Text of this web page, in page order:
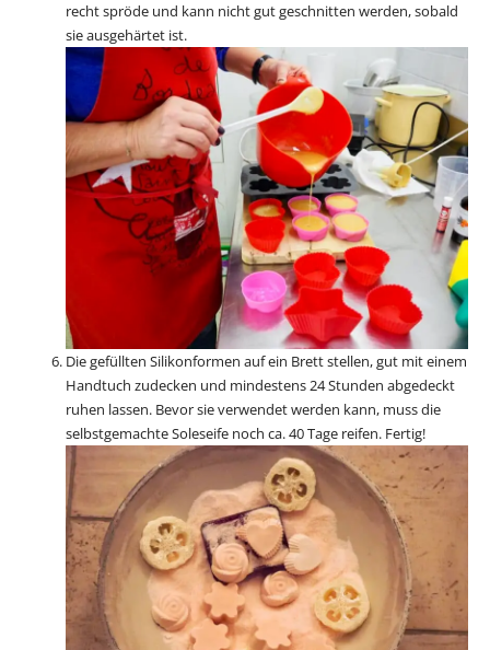
recht spröde und kann nicht gut geschnitten werden, sobald
sie ausgehärtet ist.
Die gefüllten Silikonformen auf ein Brett stellen, gut mit einem
Handtuch zudecken und mindestens 24 Stunden abgedeckt
ruhen lassen. Bevor sie verwendet werden kann, muss die
selbstgemachte Soleseife noch ca. 40 Tage reifen. Fertig!